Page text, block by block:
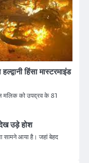
हिंसा मास्टरमाइंड
मलिक को उपद्रव के 81
देख उड़े होश
सामने आया है। जहां बेहद